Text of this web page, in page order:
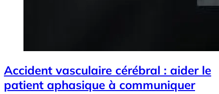
Accident vasculaire cérébral : aider le
patient aphasique à communiquer